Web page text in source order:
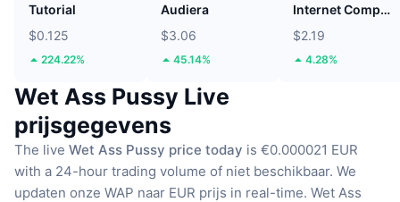
Tutorial
$0.125
224.22%
Audiera
$3.06
45.14%
Internet Computer
$2.19
4.28%
Wet Ass Pussy Live
prijsgegevens
The live Wet Ass Pussy price today is €0.000021 EUR
with a 24-hour trading volume of niet beschikbaar. We
updaten onze WAP naar EUR prijs in real-time. Wet Ass